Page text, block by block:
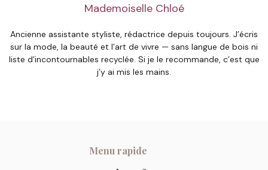
Mademoiselle Chloé
Ancienne assistante styliste, rédactrice depuis toujours. J’écris
sur la mode, la beauté et l’art de vivre — sans langue de bois ni
liste d’incontournables recyclée. Si je le recommande, c’est que
j’y ai mis les mains.
Menu rapide